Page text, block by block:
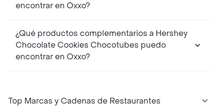
encontrar en Oxxo?
¿Qué productos complementarios a Hershey
Chocolate Cookies Chocotubes puedo
encontrar en Oxxo?
Top Marcas y Cadenas de Restaurantes